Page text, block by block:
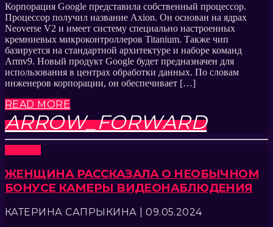
Корпорация Google представила собственный процессор.
Процессор получил название Axion. Он основан на ядрах
Neoverse V2 и имеет систему специально настроенных
кремниевых микроконтроллеров Titanium. Также чип
базируется на стандартной архитектуре и наборе команд
Armv9. Новый продукт Google будет предназначен для
использования в центрах обработки данных. По словам
инженеров корпорации, он обеспечивает […]
READ MORE
ARROW_FORWARD
ЖЕНЩИНА РАССКАЗАЛА О НЕОБЫЧНОМ
БОНУСЕ КАМЕРЫ ВИДЕОНАБЛЮДЕНИЯ
КАТЕРИНА САПРЫКИНА | 09.05.2024